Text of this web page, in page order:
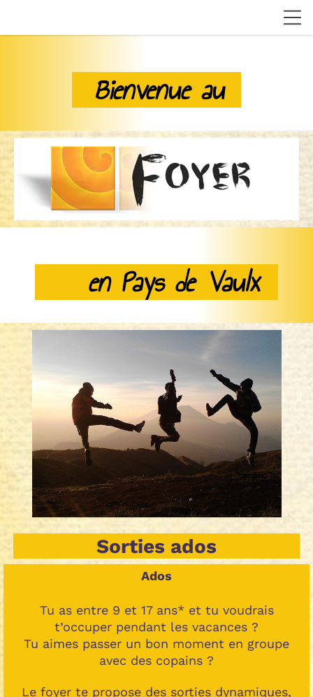
Bienvenue au
en Pays de Vaulx
Sorties ados
Ados
Tu as entre 9 et 17 ans* et tu voudrais
t’occuper pendant les vacances ?
Tu aimes passer un bon moment en groupe
avec des copains ?
Le foyer te propose des sorties dynamiques,